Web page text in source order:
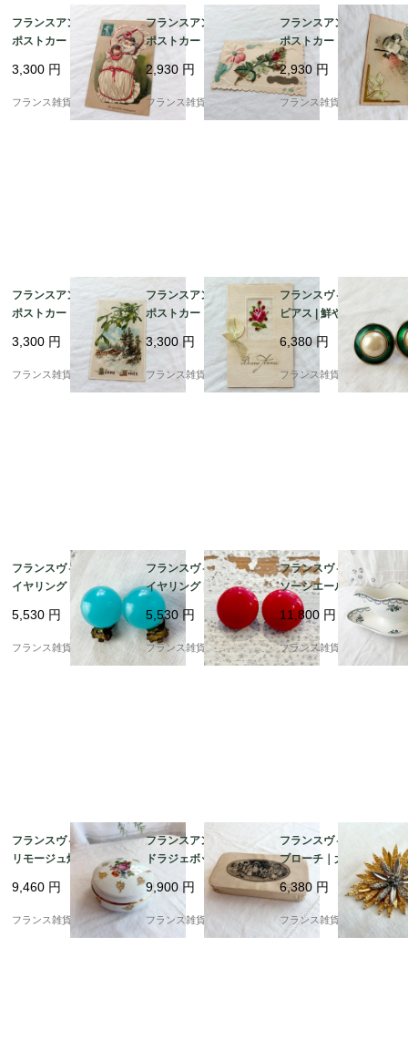
なにかご不明な点がございましたらトラブル回避のため事前
にお問合せください。
■材　質：陶磁器
フランスアンティーク
ポストカード |おくるみ
に包まれた赤ちゃん ユ
ーモラスで愛らしい | 1
900年前後
3,300 円
フランス雑貨chouchou
フランスアンティーク
ポストカード | マーガ
レットや勿忘草 エンボ
ス加工（小鳥と草花）|
1900年頃（A008）
2,930 円
フランス雑貨chouchou
フランスアンティーク
ポストカード | 1906年
消印 立体エンボス加工
（小鳥と草花）| （B02
8）
2,930円
フランス雑貨chouchou
フランスアンティーク
ポストカード | ヤドリ
ギと雪景色 幸運の象徴
| 1900年代初頭（J00
3）
3,300 円
フランス雑貨chouchou
フランスアンティーク
ポストカード |ピンクの
薔薇 手刺繍とリボン | 1
900年前後
3,300円
フランス雑貨chouchou
フランスヴィンテージ
ピアス | 鮮やかなエナ
メルグリーン ×大粒フ
ェイクパール | 1970-80
年頃
6,380円
フランス雑貨chouchou
フランスヴィンテージ
イヤリング | 鮮やかな
ターコイズブルー カボ
ション ドーム | 1950-6
5,530 円
フランス雑貨chouchou
フランスヴィンテージ
イヤリング | コロンと
可愛い赤のカボション
ドーム | 1950年頃
5,530円
フランス雑貨chouchou
フランスヴィンテージ
ソーシエール | サンタ
マン（St.Amand）繊
細なガーランドと可憐
な花柄 |1950年～60年
頃
11,800 円
フランス雑貨chouchou
フランスヴィンテージ
リモージュ焼き ボンボ
ニエール | 金彩と繊細
な花束の小物入れ |190
0年代中頃
9,460 円
フランス雑貨chouchou
フランスアンティーク
ドラジェボックス | 幸
せを運ぶ小さな宝物箱
(ペーパーボックス) | 19
00年代初期
9,900 円
フランス雑貨chouchou
フランスヴィンテージ
ブローチ｜大輪ひまわ
り ゴールドの花びら 大
胆で優美 |1960-70年頃
6,380 円
フランス雑貨chouchou